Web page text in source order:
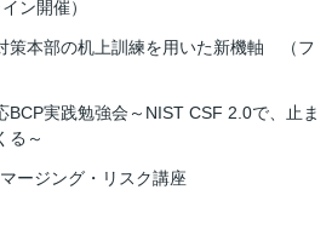
ン開催）
策本部の机上訓練を用いた新機軸 （フ
BCP実践勉強会～NIST CSF 2.0で、止ま
る～
ージング・リスク講座